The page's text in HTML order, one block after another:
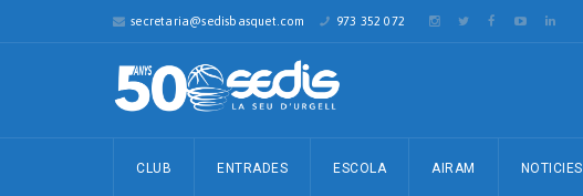
secretaria@sedisbasquet.com 973 352 072
CLUB ENTRADES ESCOLA AIRAM NOTICIES